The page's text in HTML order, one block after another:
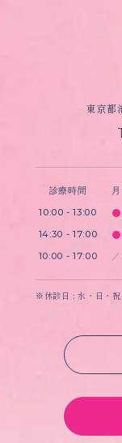
東京都
診療時間 月
10:00 - 13:00
14:30 - 17:00
10:00 - 17:00 ／
※休診日 : 水・日・祝